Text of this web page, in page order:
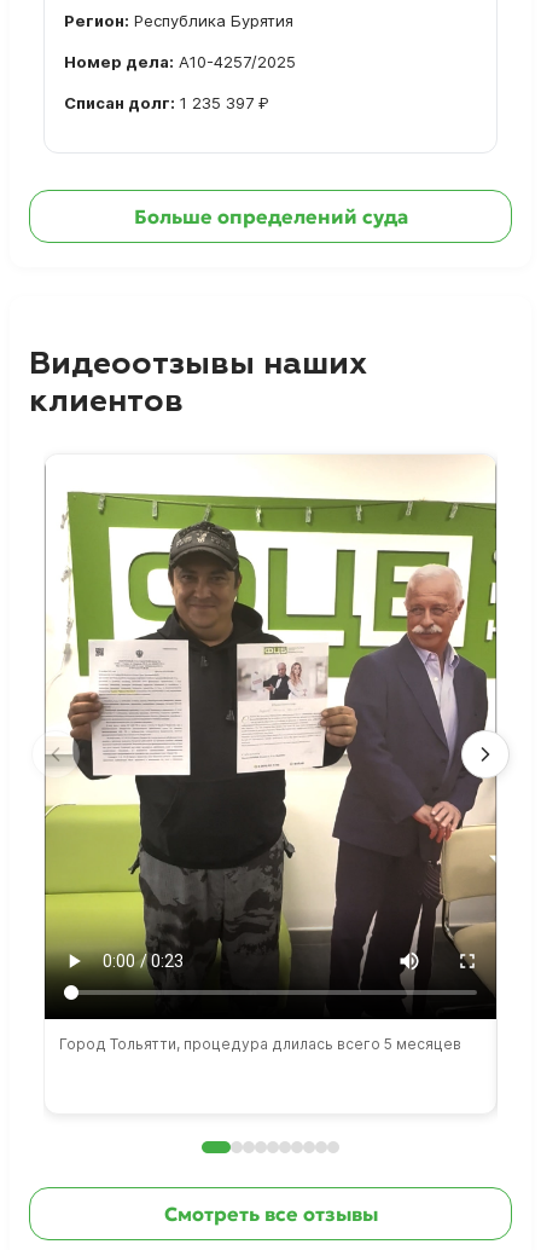
Регион: Республика Бурятия
Номер дела: А10-4257/2025
Списан долг: 1 235 397 ₽
Больше определений суда
Видеоотзывы наших
клиентов
Город Тольятти, процедура длилась всего 5 месяцев
Смотреть все отзывы